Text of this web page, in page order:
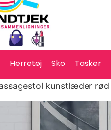
Herretøj Sko Tasker
kunstlæder rød